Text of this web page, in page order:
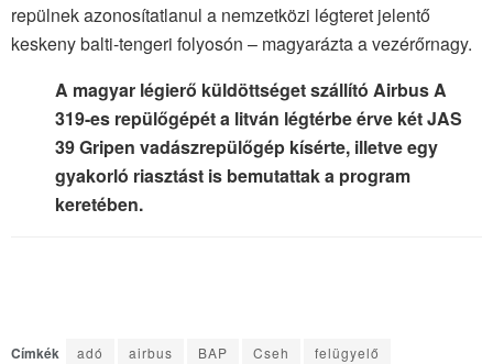
repülnek azonosítatlanul a nemzetközi légteret jelentő
keskeny balti-tengeri folyosón – magyarázta a vezérőrnagy.
A magyar légierő küldöttséget szállító Airbus A
319-es repülőgépét a litván légtérbe érve két JAS
39 Gripen vadászrepülőgép kísérte, illetve egy
gyakorló riasztást is bemutattak a program
keretében.
Címkék adó airbus BAP Cseh
felügyelő